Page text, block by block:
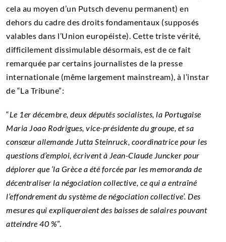
cela au moyen d’un Putsch devenu permanent) en
dehors du cadre des droits fondamentaux (supposés
valables dans l’Union européiste). Cette triste vérité,
difficilement dissimulable désormais, est de ce fait
remarquée par certains journalistes de la presse
internationale (même largement mainstream), à l’instar
de “La Tribune”:
“Le 1er décembre, deux députés socialistes, la Portugaise
Maria Joao Rodrigues, vice-présidente du groupe, et sa
consœur allemande Jutta Steinruck, coordinatrice pour les
questions d’emploi, écrivent à Jean-Claude Juncker pour
déplorer que ‘la Grèce a été forcée par les memoranda de
décentraliser la négociation collective, ce qui a entraîné
l’effondrement du système de négociation collective’. Des
mesures qui expliqueraient des baisses de salaires pouvant
atteindre 40 %”.